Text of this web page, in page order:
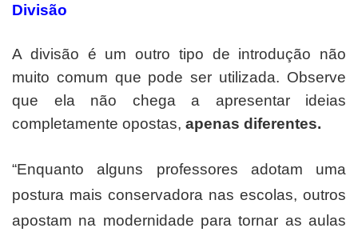
Divisão
A divisão é um outro tipo de introdução não
muito comum que pode ser utilizada. Observe
que ela não chega a apresentar ideias
completamente opostas, apenas diferentes.
“Enquanto alguns professores adotam uma
postura mais conservadora nas escolas, outros
apostam na modernidade para tornar as aulas